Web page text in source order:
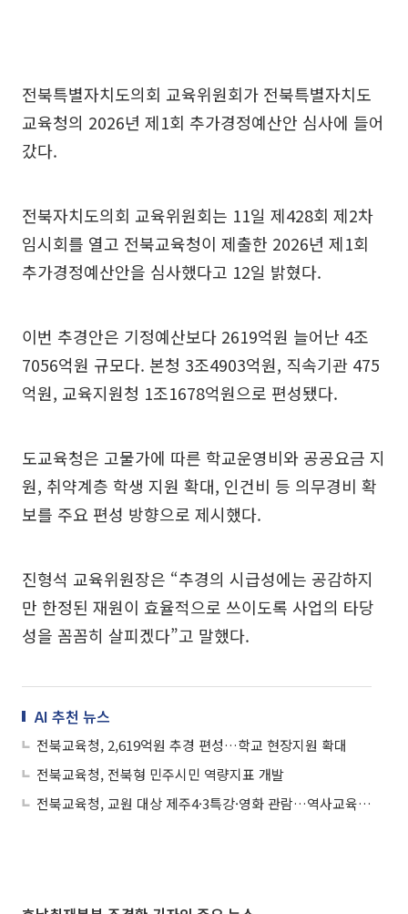
전북특별자치도의회 교육위원회가 전북특별자치도
교육청의 2026년 제1회 추가경정예산안 심사에 들어
갔다.
전북자치도의회 교육위원회는 11일 제428회 제2차
임시회를 열고 전북교육청이 제출한 2026년 제1회
추가경정예산안을 심사했다고 12일 밝혔다.
이번 추경안은 기정예산보다 2619억원 늘어난 4조
7056억원 규모다. 본청 3조4903억원, 직속기관 475
억원, 교육지원청 1조1678억원으로 편성됐다.
도교육청은 고물가에 따른 학교운영비와 공공요금 지
원, 취약계층 학생 지원 확대, 인건비 등 의무경비 확
보를 주요 편성 방향으로 제시했다.
진형석 교육위원장은 “추경의 시급성에는 공감하지
만 한정된 재원이 효율적으로 쓰이도록 사업의 타당
성을 꼼꼼히 살피겠다”고 말했다.
AI 추천 뉴스
전북교육청, 2,619억원 추경 편성…학교 현장지원 확대
전북교육청, 전북형 민주시민 역량지표 개발
전북교육청, 교원 대상 제주4·3특강·영화 관람…역사교육 내실화